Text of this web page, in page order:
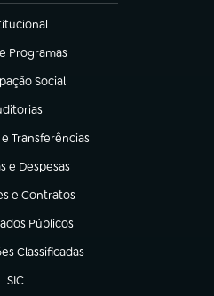
em nova aba)
Programas
nova aba)
Social
nova aba)
em nova aba)
Transferências
aba)
e Despesas
nova aba)
e Contratos
nova aba)
Públicos
nova aba)
Classificadas
aba)
SIC
(abre em nova aba)